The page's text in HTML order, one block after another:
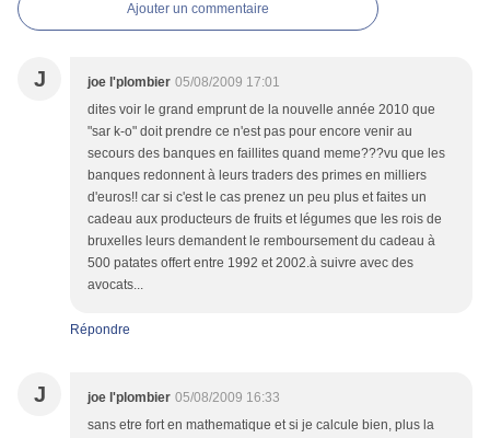
Ajouter un commentaire
J joe l'plombier 05/08/2009 17:01
dites voir le grand emprunt de la nouvelle année 2010 que
"sar k-o" doit prendre ce n'est pas pour encore venir au
secours des banques en faillites quand meme???vu que les
banques redonnent à leurs traders des primes en milliers
d'euros!! car si c'est le cas prenez un peu plus et faites un
cadeau aux producteurs de fruits et légumes que les rois de
bruxelles leurs demandent le remboursement du cadeau à
500 patates offert entre 1992 et 2002.à suivre avec des
avocats...
Répondre
J joe l'plombier 05/08/2009 16:33
sans etre fort en mathematique et si je calcule bien, plus la